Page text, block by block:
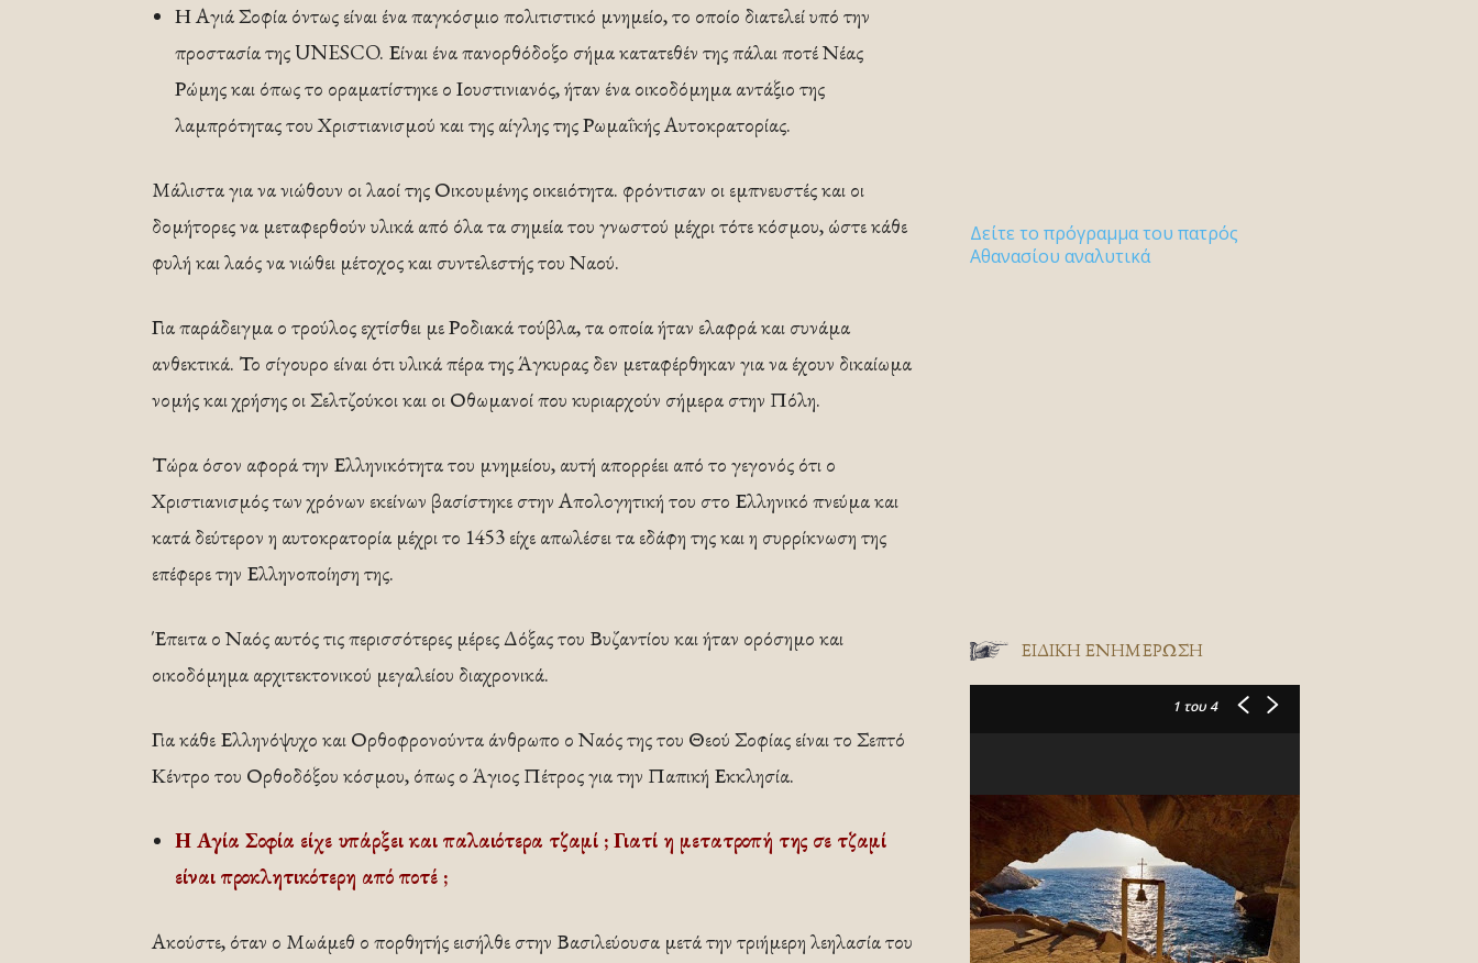
Η Αγιά Σοφία όντως είναι ένα παγκόσμιο πολιτιστικό μνημείο, το οποίο διατελεί υπό την
προστασία της UNESCO. Είναι ένα πανορθόδοξο σήμα κατατεθέν της πάλαι ποτέ Νέας
Ρώμης και όπως το οραματίστηκε ο Ιουστινιανός, ήταν ένα οικοδόμημα αντάξιο της
λαμπρότητας του Χριστιανισμού και της αίγλης της Ρωμαΐκής Αυτοκρατορίας.
Μάλιστα για να νιώθουν οι λαοί της Οικουμένης οικειότητα. φρόντισαν οι εμπνευστές και οι
δομήτορες να μεταφερθούν υλικά από όλα τα σημεία του γνωστού μέχρι τότε κόσμου, ώστε κάθε
φυλή και λαός να νιώθει μέτοχος και συντελεστής του Ναού.
Για παράδειγμα ο τρούλος εχτίσθει με Ροδιακά τούβλα, τα οποία ήταν ελαφρά και συνάμα
ανθεκτικά. Το σίγουρο είναι ότι υλικά πέρα της Άγκυρας δεν μεταφέρθηκαν για να έχουν δικαίωμα
νομής και χρήσης οι Σελτζούκοι και οι Οθωμανοί που κυριαρχούν σήμερα στην Πόλη.
Τώρα όσον αφορά την Ελληνικότητα του μνημείου, αυτή απορρέει από το γεγονός ότι ο
Χριστιανισμός των χρόνων εκείνων βασίστηκε στην Απολογητική του στο Ελληνικό πνεύμα και
κατά δεύτερον η αυτοκρατορία μέχρι το 1453 είχε απωλέσει τα εδάφη της και η συρρίκνωση της
επέφερε την Ελληνοποίηση της.
Έπειτα ο Ναός αυτός τις περισσότερες μέρες Δόξας του Βυζαντίου και ήταν ορόσημο και
οικοδόμημα αρχιτεκτονικού μεγαλείου διαχρονικά.
Για κάθε Ελληνόψυχο και Ορθοφρονούντα άνθρωπο ο Ναός της του Θεού Σοφίας είναι το Σεπτό
Κέντρο του Ορθοδόξου κόσμου, όπως ο Άγιος Πέτρος για την Παπική Εκκλησία.
Η Αγία Σοφία είχε υπάρξει και παλαιότερα τζαμί ; Γιατί η μετατροπή της σε τζαμί
είναι προκλητικότερη από ποτέ ;
Ακούστε, όταν ο Μωάμεθ ο πορθητής εισήλθε στην Βασιλεύουσα μετά την τριήμερη λεηλασία του
Δείτε το πρόγραμμα του πατρός
Αθανασίου αναλυτικά
ΕΙΔΙΚΉ ΕΝΗΜΈΡΩΣΗ
1 του 4